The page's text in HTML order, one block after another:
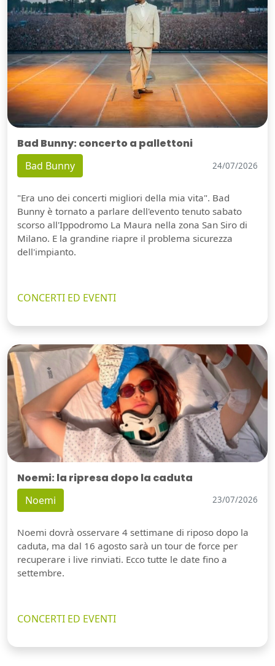
Bad Bunny: concerto a pallettoni
Bad Bunny 24/07/2026
"Era uno dei concerti migliori della mia vita". Bad
Bunny è tornato a parlare dell'evento tenuto sabato
scorso all'Ippodromo La Maura nella zona San Siro di
Milano. E la grandine riapre il problema sicurezza
dell'impianto.
CONCERTI ED EVENTI
Noemi: la ripresa dopo la caduta
Noemi 23/07/2026
Noemi dovrà osservare 4 settimane di riposo dopo la
caduta, ma dal 16 agosto sarà un tour de force per
recuperare i live rinviati. Ecco tutte le date fino a
settembre.
CONCERTI ED EVENTI